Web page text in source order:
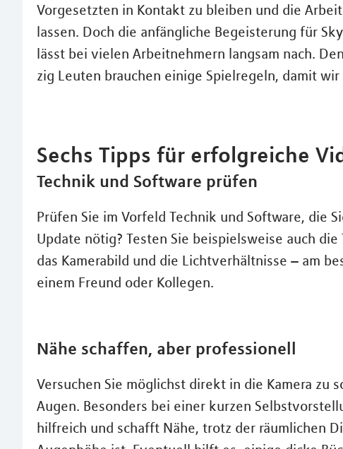
Vorgesetzten in Kontakt zu bleiben und die
lassen. Doch die anfängliche Begeisterung für
lässt bei vielen Arbeitnehmern langsam nach.
zig Leuten brauchen einige Spielregeln, damit
Sechs Tipps für erfolgreiche
Technik und Software prüfen
Prüfen Sie im Vorfeld Technik und Software, die
Update nötig? Testen Sie beispielsweise auch
das Kamerabild und die Lichtverhältnisse – am
einem Freund oder Kollegen.
Nähe schaffen, aber professionell
Versuchen Sie möglichst direkt in die Kamera zu
Augen. Besonders bei einer kurzen
hilfreich und schafft Nähe, trotz der räumlichen